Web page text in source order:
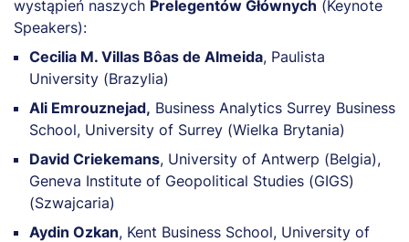
wystąpień naszych Prelegentów Głównych (Keynote
Speakers):
Cecilia M. Villas Bôas de Almeida, Paulista
University (Brazylia)
Ali Emrouznejad, Business Analytics Surrey Business
School, University of Surrey (Wielka Brytania)
David Criekemans, University of Antwerp (Belgia),
Geneva Institute of Geopolitical Studies (GIGS)
(Szwajcaria)
Aydin Ozkan, Kent Business School, University of